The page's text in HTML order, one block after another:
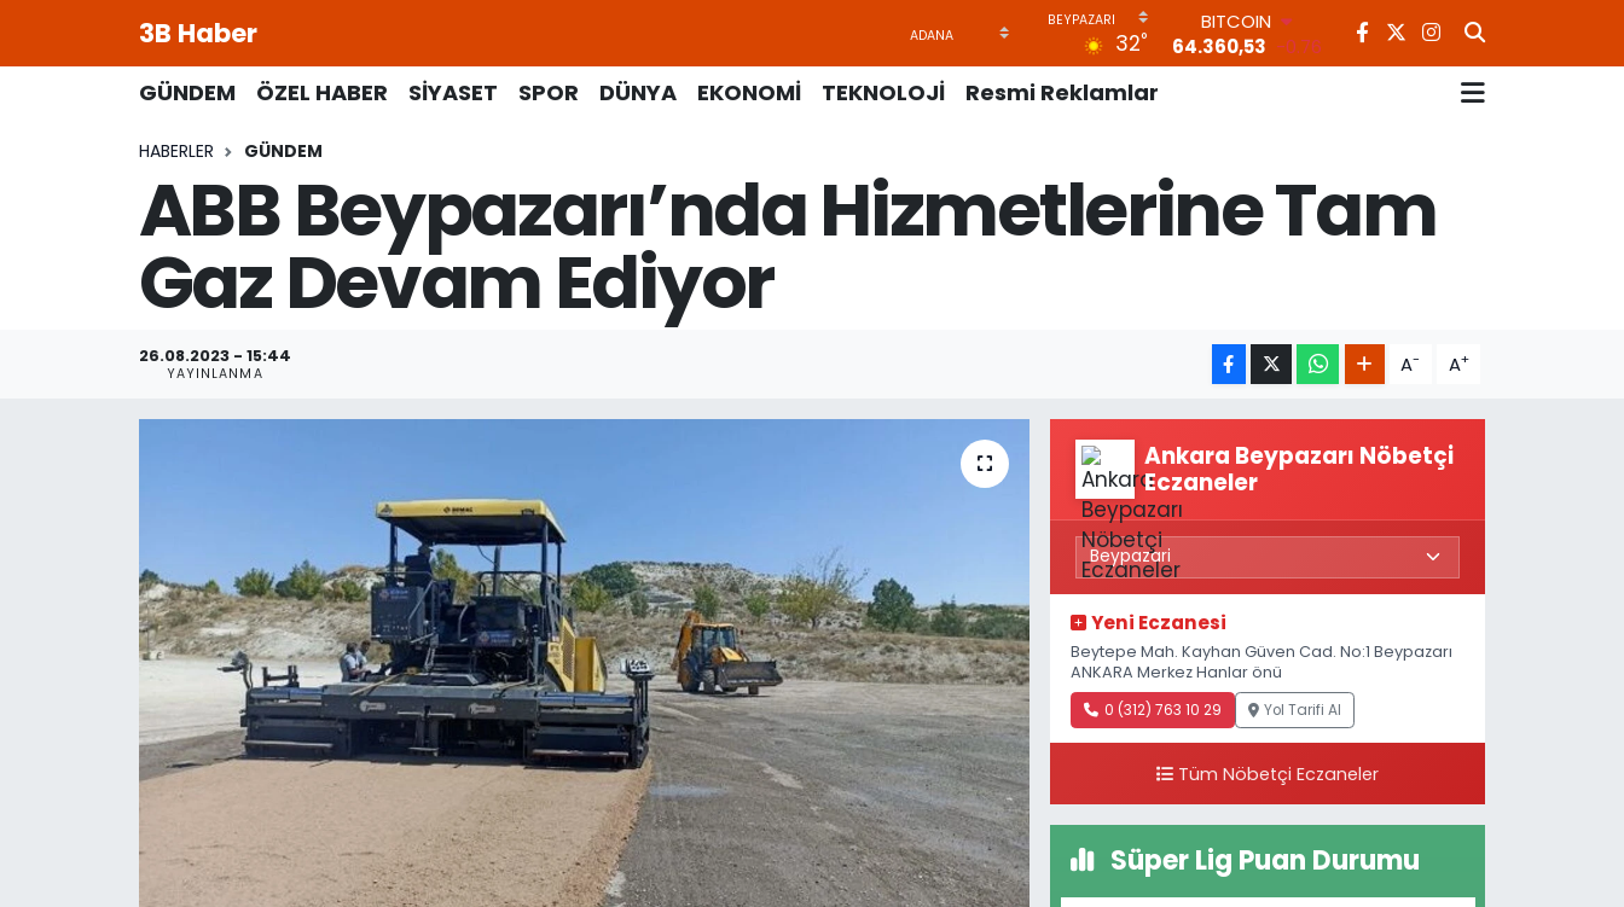
3B Haber 32°
BITCOIN
64.360,53 -0.76
DOLAR
64,1897
0.02
GRAM ALTIN
GÜNDEM ÖZEL HABER SİYASET SPOR DÜNYA EKONOMİ TEKNOLOJİ Resmi Reklamlar
HABERLER GÜNDEM
ABB Beypazarı’nda Hizmetlerine Tam
Gaz Devam Ediyor
26.08.2023 - 15:44
YAYINLANMA A- A+
Ankara Beypazarı Nöbetçi
Eczaneler
Yeni Eczanesi
Beytepe Mah. Kayhan Güven Cad. No:1 Beypazarı
ANKARA Merkez Hanlar önü
0 (312) 763 10 29 Yol Tarifi Al
Tüm Nöbetçi Eczaneler
Süper Lig Puan Durumu
Beypazarı Hava Durumu
Beypazarı Trafik Yoğunluk Haritası
Süper Lig Puan Durumu ve Fikstür
Tüm Manşetler